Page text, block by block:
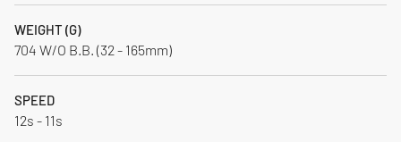
WEIGHT (G)
704 W/O B.B. (32 - 165mm)
SPEED
12s - 11s